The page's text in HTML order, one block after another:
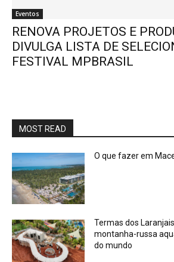
Eventos
RENOVA PROJETOS E
DIVULGA LISTA DE
FESTIVAL MPBRASIL
MOST READ
O que fazer em
Termas dos
montanha-russa
do mundo